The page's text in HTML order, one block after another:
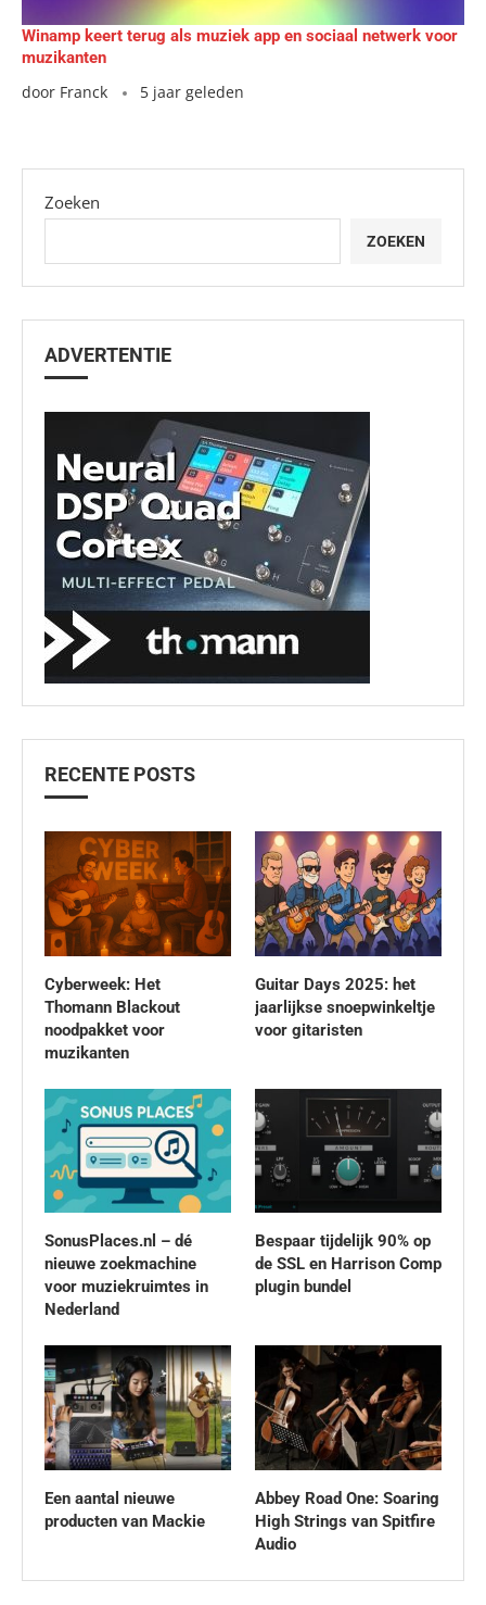
Winamp keert terug als muziek app en sociaal netwerk voor
muzikanten
door Franck 5 jaar geleden
Zoeken
ZOEKEN
ADVERTENTIE
RECENTE POSTS
Cyberweek: Het
Thomann Blackout
noodpakket voor
muzikanten
Guitar Days 2025: het
jaarlijkse snoepwinkeltje
voor gitaristen
SonusPlaces.nl – dé
nieuwe zoekmachine
voor muziekruimtes in
Nederland
Bespaar tijdelijk 90% op
de SSL en Harrison Comp
plugin bundel
Een aantal nieuwe
producten van Mackie
Abbey Road One: Soaring
High Strings van Spitfire
Audio